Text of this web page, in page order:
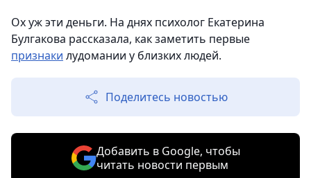
Ох уж эти деньги. На днях психолог Екатерина
Булгакова рассказала, как заметить первые
признаки лудомании у близких людей.
Поделитесь новостью
Добавить в Google, чтобы
читать новости первым